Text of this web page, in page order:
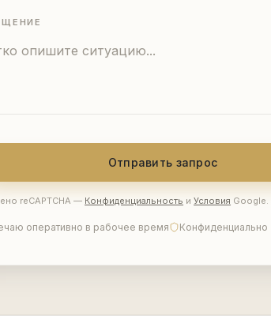
reCAPTCHA — Конфиденциальность иУсловия Google.
оперативно в рабочее время Конфиденциально